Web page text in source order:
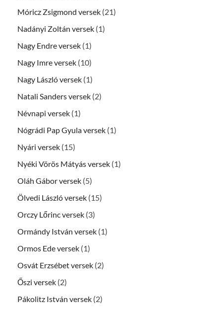
Móricz Zsigmond versek (21)
Nadányi Zoltán versek (1)
Nagy Endre versek (1)
Nagy Imre versek (10)
Nagy László versek (1)
Natali Sanders versek (2)
Névnapi versek (1)
Nógrádi Pap Gyula versek (1)
Nyári versek (15)
Nyéki Vörös Mátyás versek (1)
Oláh Gábor versek (5)
Ölvedi László versek (15)
Orczy Lőrinc versek (3)
Ormándy István versek (1)
Ormos Ede versek (1)
Osvát Erzsébet versek (2)
Őszi versek (2)
Pákolitz István versek (2)